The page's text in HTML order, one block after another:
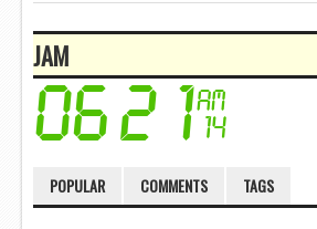
JAM
POPULAR COMMENTS TAGS